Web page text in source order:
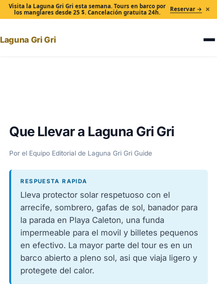
Visita la Laguna Gri Gri esta semana. Tours en barco por
los manglares desde 25 $. Cancelación gratuita 24h.
Reservar → ×
Laguna Gri Gri
Que Llevar a Laguna Gri Gri
Por el Equipo Editorial de Laguna Gri Gri Guide
RESPUESTA RAPIDA
Lleva protector solar respetuoso con el
arrecife, sombrero, gafas de sol, banador para
la parada en Playa Caleton, una funda
impermeable para el movil y billetes pequenos
en efectivo. La mayor parte del tour es en un
barco abierto a pleno sol, asi que viaja ligero y
protegete del calor.